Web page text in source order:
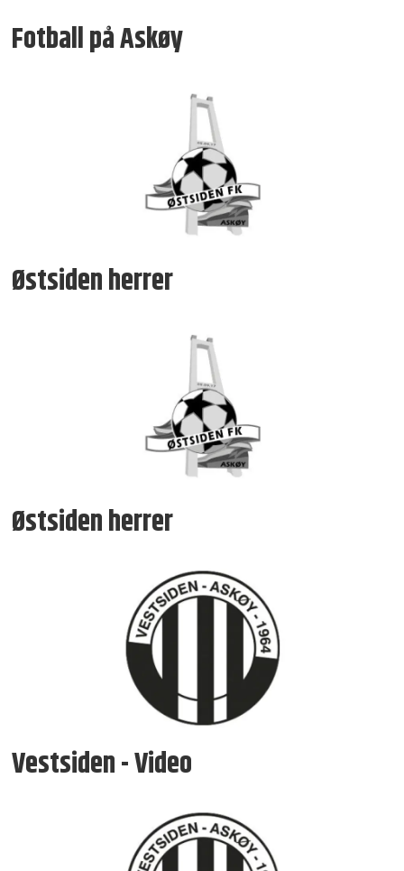
Fotball på Askøy
Østsiden herrer
Østsiden herrer
Vestsiden - Video